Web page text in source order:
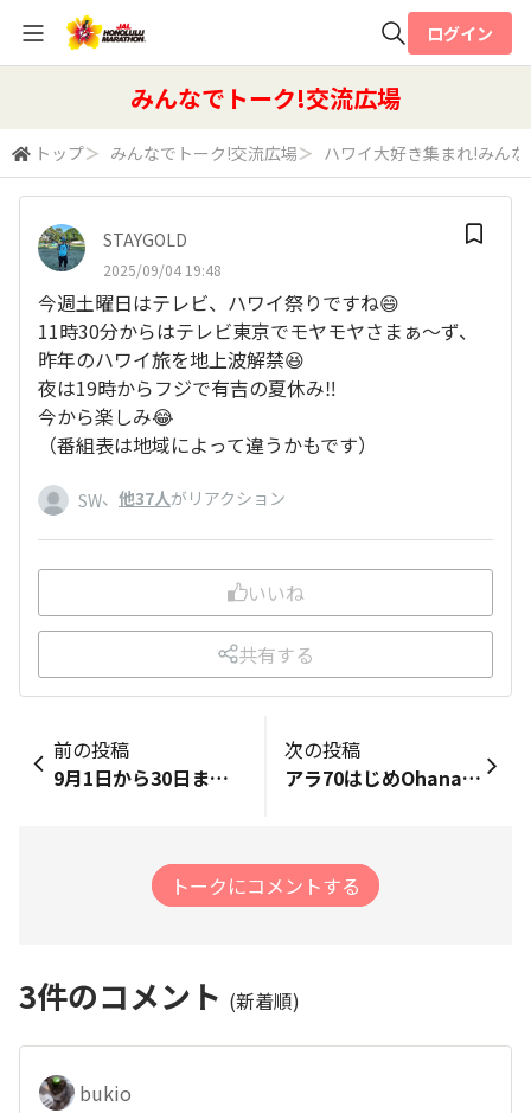
検索
ログイン
みんなでトーク!交流広場
トップ＞ みんなでトーク!交流広場＞ ハワイ大好き集まれ!みん
STAYGOLD
2025/09/04 19:48
今週土曜日はテレビ、ハワイ祭りですね😄
11時30分からはテレビ東京でモヤモヤさまぁ～ず、
昨年のハワイ旅を地上波解禁😆
夜は19時からフジで有吉の夏休み‼️
今から楽しみ😂
（番組表は地域によって違うかもです）
SW、 他37人がリアクション
いいね
共有する
前の投稿
9月1日から30日までスーパーマーケットでライオンコーヒーシュークリームとエクレアが♪ ジムで走った帰りに探してみます😊
次の投稿
アラ70はじめOhanaの皆さん！ ホノマラまであと100日❗️ 一昨年途中DNF、昨年家族全面サポートで長年念願の初フル初ゴール😁 今年悩みましたが、家族に心配掛けず、笑顔のフィニッシュを目指して、最後？の挑戦をする事に❗️新たな夢の実現に向けて、ゆっくりLiveRunで準備していきます！12/14ホノルルRun、道中も楽しんで🖖
トークにコメントする
3件のコメント (新着順)
bukio